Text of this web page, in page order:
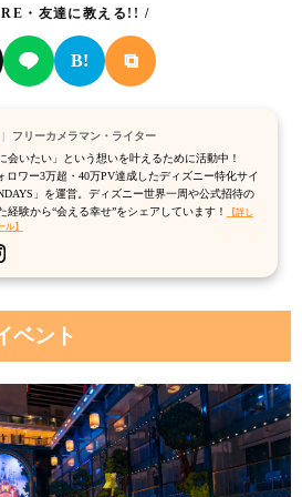
・友達に教える!! /
B! ⧉
フリーカメラマン・ライター
会いたい」という想いを叶えるために活動中！
ロワー3万超・40万PV達成したディズニー特化サイ
」を運営。ディズニー世界一周や公式招待の
経験から“会える幸せ”をシェアしています！
【詳し
ル】
ベント